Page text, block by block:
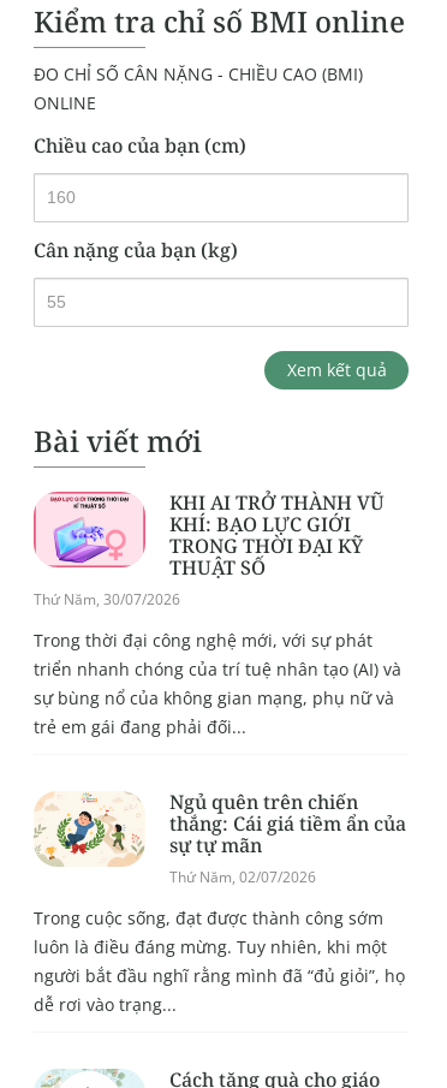
Kiểm tra chỉ số BMI online
ĐO CHỈ SỐ CÂN NẶNG - CHIỀU CAO (BMI)
ONLINE
Chiều cao của bạn (cm)
Cân nặng của bạn (kg)
Xem kết quả
Bài viết mới
KHI AI TRỞ THÀNH VŨ
KHÍ: BẠO LỰC GIỚI
TRONG THỜI ĐẠI KỸ
THUẬT SỐ
Thứ Năm, 30/07/2026
Trong thời đại công nghệ mới, với sự phát
triển nhanh chóng của trí tuệ nhân tạo (AI) và
sự bùng nổ của không gian mạng, phụ nữ và
trẻ em gái đang phải đối...
Ngủ quên trên chiến
thắng: Cái giá tiềm ẩn của
sự tự mãn
Thứ Năm, 02/07/2026
Trong cuộc sống, đạt được thành công sớm
luôn là điều đáng mừng. Tuy nhiên, khi một
người bắt đầu nghĩ rằng mình đã “đủ giỏi”, họ
dễ rơi vào trạng...
Cách tặng quà cho giáo